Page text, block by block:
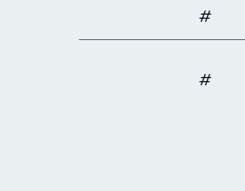
#
#